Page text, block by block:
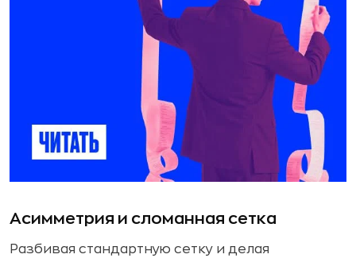
Асимметрия и сломанная сетка
Разбивая стандартную сетку и делая